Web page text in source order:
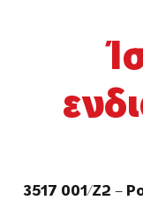
3517 001/Z2 –